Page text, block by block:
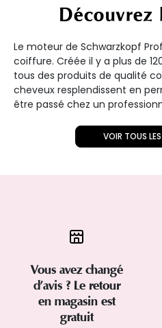
Découvrez
Le moteur de Schwarzkopf
coiffure. Créée il y a plus de
tous des produits de qualité
cheveux resplendissent en
être passé chez un
VOIR TOUS
Vous avez changé
d’avis ? Le retour
en magasin est
gratuit